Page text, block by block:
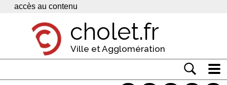
Panneau de gestion des cookies
accès au contenu
cholet.fr
Ville et Agglomération